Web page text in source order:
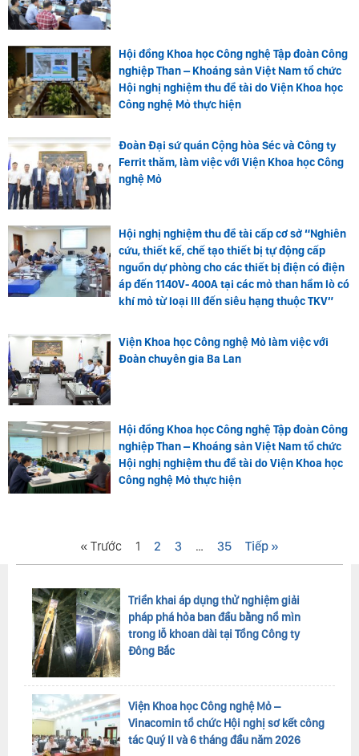
Hội đồng Khoa học Công nghệ Tập đoàn Công
nghiệp Than – Khoáng sản Việt Nam tổ chức
Hội nghị nghiệm thu đề tài do Viện Khoa học
Công nghệ Mỏ thực hiện
Đoàn Đại sứ quán Cộng hòa Séc và Công ty
Ferrit thăm, làm việc với Viện Khoa học Công
nghệ Mỏ
Hội nghị nghiệm thu đề tài cấp cơ sở “Nghiên
cứu, thiết kế, chế tạo thiết bị tự động cấp
nguồn dự phòng cho các thiết bị điện có điện
áp đến 1140V- 400A tại các mỏ than hầm lò có
khí mỏ từ loại III đến siêu hạng thuộc TKV”
Viện Khoa học Công nghệ Mỏ làm việc với
Đoàn chuyên gia Ba Lan
Hội đồng Khoa học Công nghệ Tập đoàn Công
nghiệp Than – Khoáng sản Việt Nam tổ chức
Hội nghị nghiệm thu đề tài do Viện Khoa học
Công nghệ Mỏ thực hiện
« Trước 1 2 3 … 35 Tiếp »
Triển khai áp dụng thử nghiệm giải
pháp phá hỏa ban đầu bằng nổ mìn
trong lỗ khoan dài tại Tổng Công ty
Đông Bắc
Viện Khoa học Công nghệ Mỏ –
Vinacomin tổ chức Hội nghị sơ kết công
tác Quý II và 6 tháng đầu năm 2026